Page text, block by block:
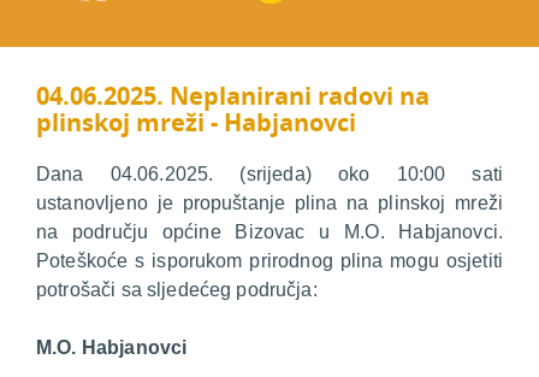
04.06.2025. Neplanirani radovi na
plinskoj mreži - Habjanovci
Dana 04.06.2025. (srijeda) oko 10:00 sati
ustanovljeno je propuštanje plina na plinskoj mreži
na području općine Bizovac u M.O. Habjanovci.
Poteškoće s isporukom prirodnog plina mogu osjetiti
potrošači sa sljedećeg područja:
M.O. Habjanovci